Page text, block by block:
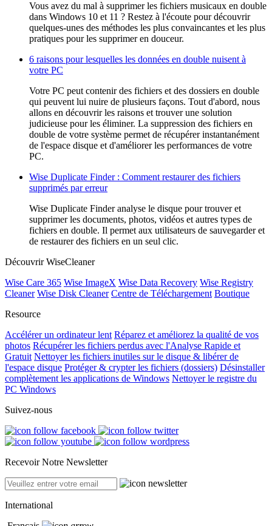
Vous avez du mal à supprimer les fichiers musicaux en double
dans Windows 10 et 11 ? Restez à l'écoute pour découvrir
quelques-unes des méthodes les plus convaincantes et les plus
pratiques pour les supprimer en douceur.
6 raisons pour lesquelles les données en double nuisent à
votre PC
Votre PC peut contenir des fichiers et des dossiers en double
qui peuvent lui nuire de plusieurs façons. Tout d'abord, nous
allons en découvrir les raisons et trouver une solution
judicieuse pour les éliminer. La suppression des fichiers en
double de votre système permet de récupérer instantanément
de l'espace disque et d'améliorer les performances de votre
PC.
Wise Duplicate Finder : Comment restaurer des fichiers
supprimés par erreur
Wise Duplicate Finder analyse le disque pour trouver et
supprimer les documents, photos, vidéos et autres types de
fichiers en double. Il permet aux utilisateurs de sauvegarder et
de restaurer des fichiers en un seul clic.
Découvrir WiseCleaner
Wise Care 365 Wise ImageX Wise Data Recovery Wise Registry
Cleaner Wise Disk Cleaner Centre de Téléchargement Boutique
Resource
Accélérer un ordinateur lent Réparez et améliorez la qualité de vos
photos Récupérer les fichiers perdus avec l'Analyse Rapide et
Gratuit Nettoyer les fichiers inutiles sur le disque & libérer de
l'espace disque Protéger & crypter les fichiers (dossiers) Désinstaller
complètement les applications de Windows Nettoyer le registre du
PC Windows
Suivez-nous
Recevoir Notre Newsletter
International